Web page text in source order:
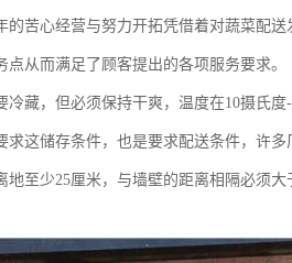
苦心经营与努力开拓凭借着对蔬菜配
从而满足了顾客提出的各项服务要求。
藏，但必须保持干爽，温度在10摄氏度
这储存条件，也是要求配送条件，许
至少25厘米，与墙壁的距离相隔必须